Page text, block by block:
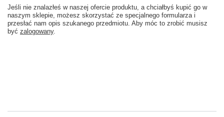
Jeśli nie znalazłeś w naszej ofercie produktu, a chciałbyś kupić go w
naszym sklepie, możesz skorzystać ze specjalnego formularza i
przesłać nam opis szukanego przedmiotu. Aby móc to zrobić musisz
być zalogowany.